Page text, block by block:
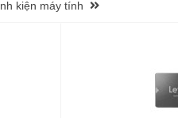
kiện máy tính